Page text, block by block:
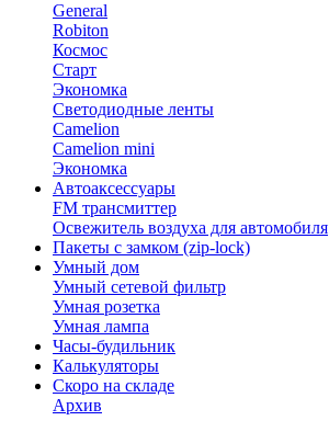
General
Robiton
Космос
Старт
Экономка
Светодиодные ленты
Camelion
Camelion mini
Экономка
Автоаксессуары
FM трансмиттер
Освежитель воздуха для автомобиля
Пакеты с замком (zip-lock)
Умный дом
Умный сетевой фильтр
Умная розетка
Умная лампа
Часы-будильник
Калькуляторы
Скоро на складе
Архив